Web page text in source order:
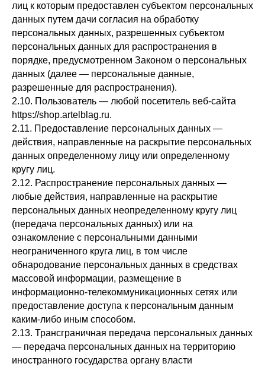
лиц к которым предоставлен субъектом персональных
данных путем дачи согласия на обработку
персональных данных, разрешенных субъектом
персональных данных для распространения в
порядке, предусмотренном Законом о персональных
данных (далее — персональные данные,
разрешенные для распространения).
2.10. Пользователь — любой посетитель веб-сайта
https://shop.artelblag.ru.
2.11. Предоставление персональных данных —
действия, направленные на раскрытие персональных
данных определенному лицу или определенному
кругу лиц.
2.12. Распространение персональных данных —
любые действия, направленные на раскрытие
персональных данных неопределенному кругу лиц
(передача персональных данных) или на
ознакомление с персональными данными
неограниченного круга лиц, в том числе
обнародование персональных данных в средствах
массовой информации, размещение в
информационно-телекоммуникационных сетях или
предоставление доступа к персональным данным
каким-либо иным способом.
2.13. Трансграничная передача персональных данных
— передача персональных данных на территорию
иностранного государства органу власти